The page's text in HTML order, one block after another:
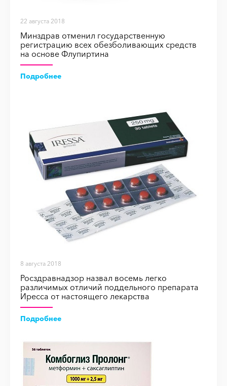
22 августа 2018
Минздрав отменил государственную
регистрацию всех обезболивающих средств
на основе Флупиртина
Подробнее
8 августа 2018
Росздравнадзор назвал восемь легко
различимых отличий поддельного препарата
Иресса от настоящего лекарства
Подробнее